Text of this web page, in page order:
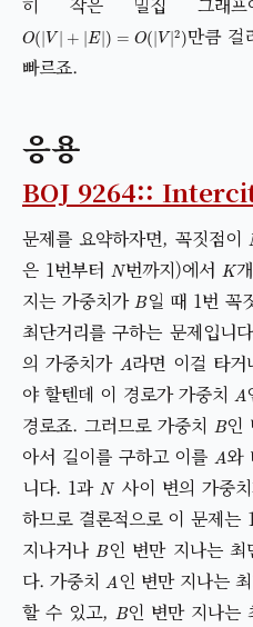
히 작은 밀집 그래프
O(|V| E|)= V|2)
만큼 걸
빠르죠.
응용
BOJ 9264::
문제를 요약하자면, 꼭짓점이
은 1번부터 N번까지)에서 K
지는 가중치가B일 때 1번 꼭
최단거리를 구하는 문제입니
의 가중치가
A라면 이걸 타
야 할텐데 이 경로가 가중치
A
경로죠. 그러므로 가중치 B인
아서 길이를 구하고 이를 A와
니다. 1과N 사이 변의 가중
하므로 결론적으로 이 문제는
지나거나B인 변만 지나는 최
다. 가중치 A인 변만 지나는
할 수 있고, B인 변만 지나는